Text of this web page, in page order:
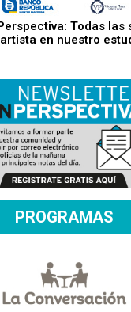
Todas las
en nuestro
PROGRAMAS